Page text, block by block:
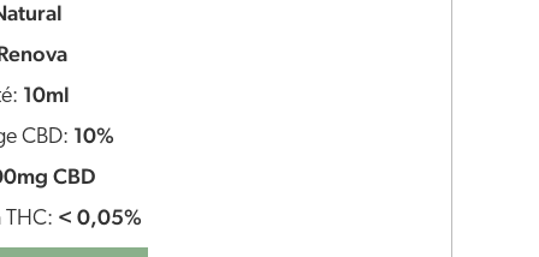
10ml
CBD: 10%
CBD
THC: < 0,05%